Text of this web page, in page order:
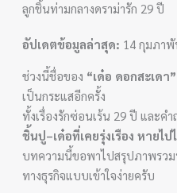
ลูกชิ้นท่ามกลางดราม่ารัก 29 ปี
อัปเดตข้อมูลล่าสุด: 14 กุมภา
ช่วงนี้ชื่อของ “เด๋อ ดอกสะเด
เป็นกระแสอีกครั้ง
ทั้งเรื่องรักซ่อนเร้น 29 ปี และค
ชิ้นปู–เด๋อที่เคยรุ่งเรือง หายไป
บทความนี้ขอพาไปสรุปภาพรว
ทางธุรกิจแบบเข้าใจง่ายครับ